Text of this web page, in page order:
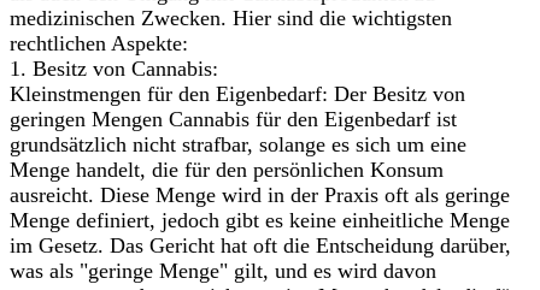
medizinischen Zwecken. Hier sind die wichtigsten
rechtlichen Aspekte:
1. Besitz von Cannabis:
Kleinstmengen für den Eigenbedarf: Der Besitz von
geringen Mengen Cannabis für den Eigenbedarf ist
grundsätzlich nicht strafbar, solange es sich um eine
Menge handelt, die für den persönlichen Konsum
ausreicht. Diese Menge wird in der Praxis oft als geringe
Menge definiert, jedoch gibt es keine einheitliche Menge
im Gesetz. Das Gericht hat oft die Entscheidung darüber,
was als "geringe Menge" gilt, und es wird davon